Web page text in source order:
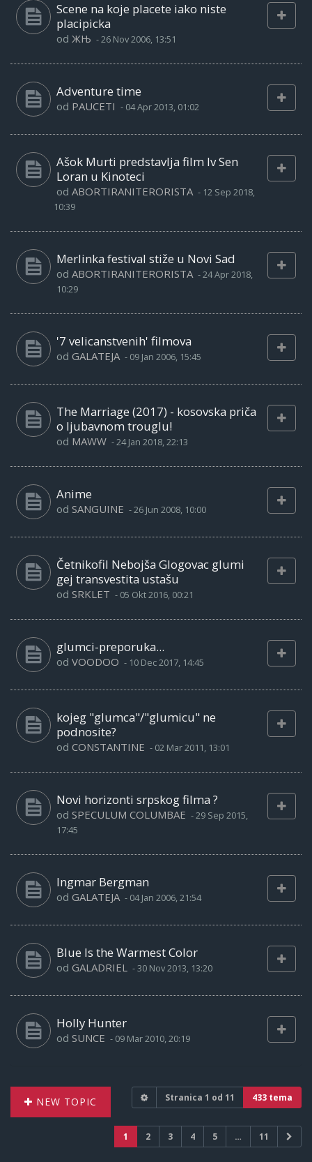
Scene na koje placete iako niste
placipicka
od ЖЊ -26 Nov 2006, 13:51
Adventure time
od PAUCETI - 04 Apr 2013, 01:02
Ašok Murti predstavlja film Iv Sen
Loran u Kinoteci
od ABORTIRANITERORISTA - 12 Sep 2018,
10:39
Merlinka festival stiže u Novi Sad
od ABORTIRANITERORISTA -24 Apr 2018,
10:29
'7 velicanstvenih' filmova
od GALATEJA - 09 Jan 2006, 15:45
The Marriage (2017) - kosovska priča
o ljubavnom trouglu!
od MAWW -24 Jan 2018, 22:13
Anime
od SANGUINE -26 Jun 2008, 10:00
Četnikofil Nebojša Glogovac glumi
gej transvestita ustašu
od SRKLET - 05 Okt 2016, 00:21
glumci-preporuka...
od VOODOO - 10 Dec 2017, 14:45
kojeg "glumca"/"glumicu" ne
podnosite?
od CONSTANTINE - 02 Mar 2011, 13:01
Novi horizonti srpskog filma ?
od SPECULUM COLUMBAE -29 Sep 2015,
17:45
Ingmar Bergman
od GALATEJA - 04 Jan 2006, 21:54
Blue Is the Warmest Color
od GALADRIEL -30 Nov 2013, 13:20
Holly Hunter
od SUNCE - 09 Mar 2010, 20:19
NEW TOPIC Stranica 1 od 11 433 tema
1 2 3 4 5 … 11